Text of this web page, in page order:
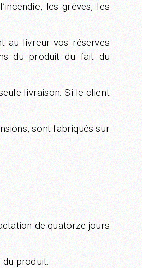
les grèves, les
au livreur vos réserves
du produit du fait du
livraison. Si le client
sont fabriqués sur
de quatorze jours
produit.